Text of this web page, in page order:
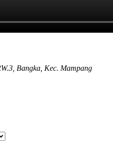
Bangka, Kec. Mampang